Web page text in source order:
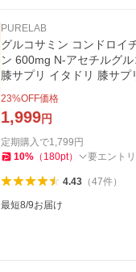
PURELAB
グルコサミン コンドロイ
ン 600mg N-アセチルグ
膝サプリ イタドリ 膝サプ
23%OFF価格
1,999円
定期購入で1,799円
10% （ 180pt） 要エント
4.43（47件）
最短8/9お届け